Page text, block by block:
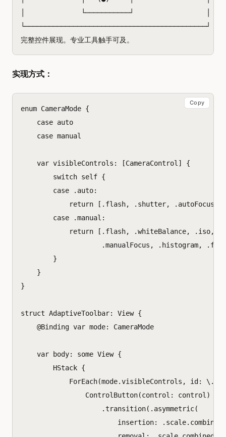
│              └───────────┘                  │
└─────────────────────────────────────────────┘
实现方式：
enum CameraMode {
case auto
case manual
var visibleControls : [CameraControl ]
{
switch self {
case
. auto:
return
[. flash, . shutter, . autoFocus
case
.manual :
return
[. flash, .whiteBalance, . iso,
.manualFocus , . histogram, .
}
}
}
struct AdaptiveToolbar: View {
@Binding var mode: CameraMode
var body: some View {
HStack {
ForEach(mode.visibleControls , id : \ .
ControlButton(control : control )
.transition(. asymmetric(
insertion: . scale. combined
Copy